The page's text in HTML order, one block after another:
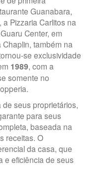
Guanabara,
Pizzaria Carlitos na
Center, em
também na
se exclusividade
1989, com a
somente no
seus proprietários,
para seus
baseada na
receitas. O
da casa, que
e eficiência de seus